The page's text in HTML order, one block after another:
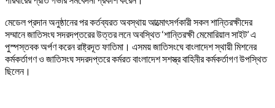
মেডেল প্রদান অনুষ্ঠানের পর কর্তব্যরত অবস্থায় আত্মোৎসর্গকারী সকল শান্তিরক্ষীদের
সম্মানে জাতিসংঘ সদরদপ্তরের উত্তর লনে অবস্থিত ‘শান্তিরক্ষী মেমোরিয়াল সাইট’ এ
পুস্পস্তবক অর্পণ করেন রাষ্ট্রদূত ফাতিমা। এসময় জাতিসংঘে বাংলাদেশ স্থায়ী মিশনের
কর্মকর্তাগণ ও জাতিসংঘ সদরদপ্তরে কর্মরত বাংলাদেশ সশস্ত্র বাহিনীর কর্মকর্তাগণ উপস্থিত
ছিলেন।